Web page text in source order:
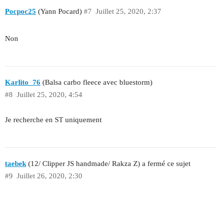
Pocpoc25 (Yann Pocard) Juillet 25, 2020, 2:37
#7
Non
Karlito_76 (Balsa carbo fleece avec bluestorm)
Juillet 25, 2020, 4:54
#8
Je recherche en ST uniquement
taebek(12/ Clipper JS handmade/ Rakza Z) a fermé ce sujet
Juillet 26, 2020, 2:30
#9